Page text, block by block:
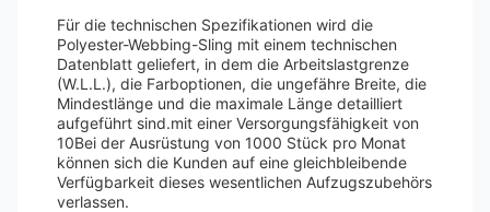
Für die technischen Spezifikationen wird die
Polyester-Webbing-Sling mit einem technischen
Datenblatt geliefert, in dem die Arbeitslastgrenze
(W.L.L.), die Farboptionen, die ungefähre Breite, die
Mindestlänge und die maximale Länge detailliert
aufgeführt sind.mit einer Versorgungsfähigkeit von
10Bei der Ausrüstung von 1000 Stück pro Monat
können sich die Kunden auf eine gleichbleibende
Verfügbarkeit dieses wesentlichen Aufzugszubehörs
verlassen.